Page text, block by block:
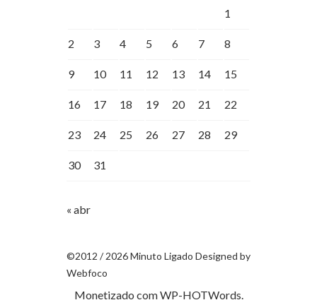
1
2 3 4 5 6 7 8
9 10 11 12 13 14 15
16 17 18 19 20 21 22
23 24 25 26 27 28 29
30 31
« abr
©2012 / 2026 Minuto Ligado Designed by
Webfoco
Monetizado comWP-HOTWords.